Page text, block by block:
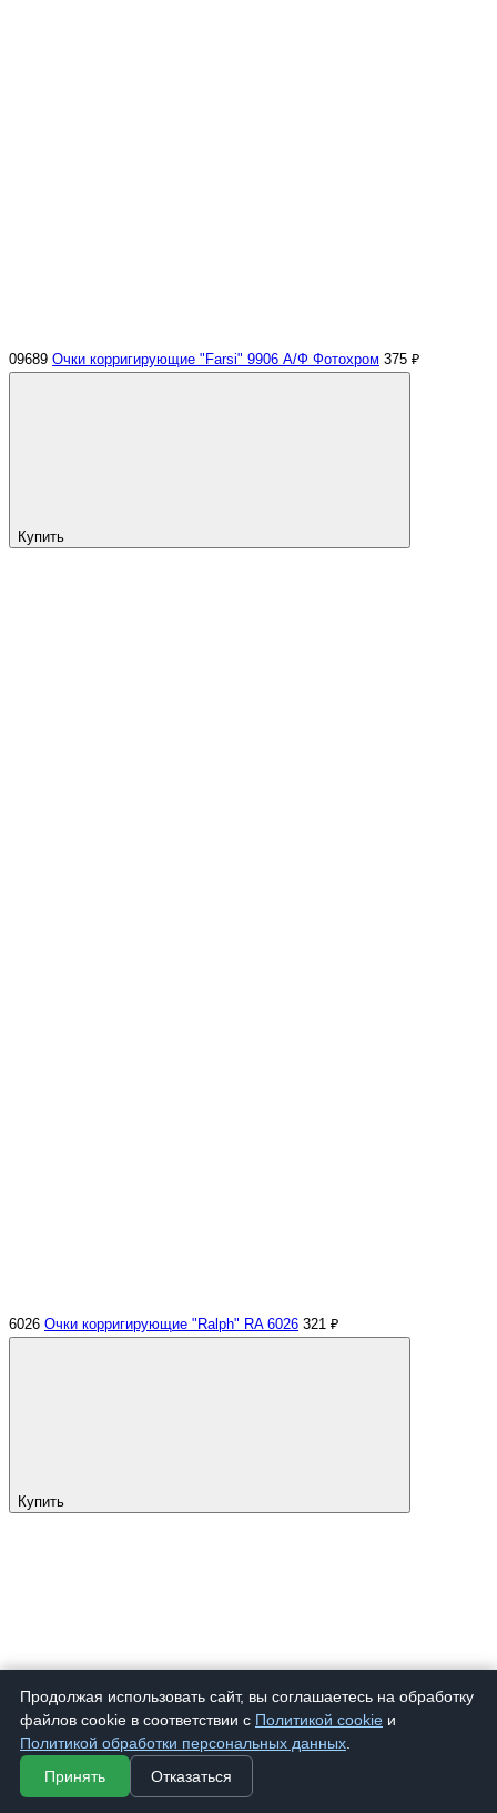
09689 Очки корригирующие "Farsi" 9906 А/Ф Фотохром 375 ₽
Купить
6026 Очки корригирующие "Ralph" RA 6026 321 ₽
Купить
Продолжая использовать сайт, вы соглашаетесь на обработку
файлов cookie в соответствии с Политикой cookie и
Политикой обработки персональных данных
Принять
Отказаться